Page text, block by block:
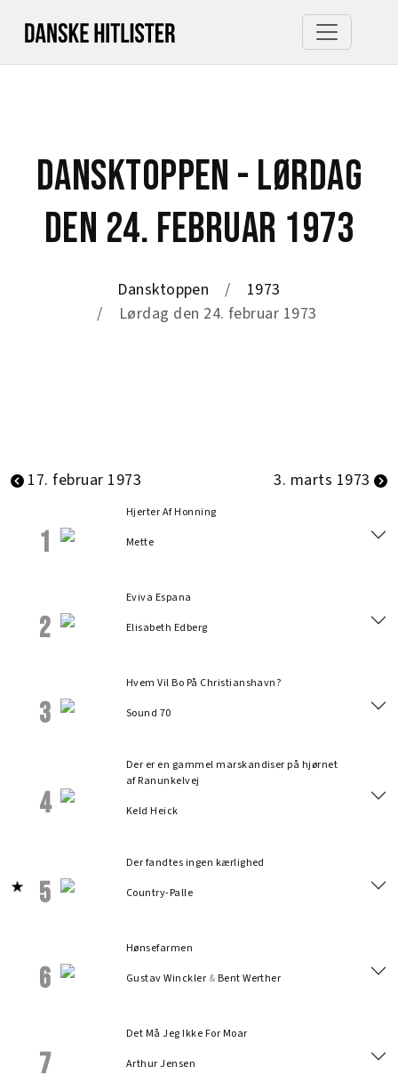
DANSKTOPPEN - LØRDAG
DEN 24. FEBRUAR 1973
Dansktoppen
1973
Lørdag den 24. februar 1973
17. februar 1973 3. marts 1973
1
Hjerter Af Honning
Mette
2
Eviva Espana
Elisabeth Edberg
3
Hvem Vil Bo På Christianshavn?
Sound 70
4
Der er en gammel marskandiser på hjørnet
af Ranunkelvej
Keld Heick
5
Der fandtes ingen kærlighed
Country-Palle
6
Hønsefarmen
Gustav Winckler & Bent Werther
7
Det Må Jeg Ikke For Moar
Arthur Jensen